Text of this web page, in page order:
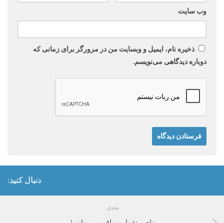
وب‌ سایت
ذخیره نام، ایمیل و وبسایت من در مرورگر برای زمانی که
دوباره دیدگاهی می‌نویسم.
دنبال کنید:
بعدی